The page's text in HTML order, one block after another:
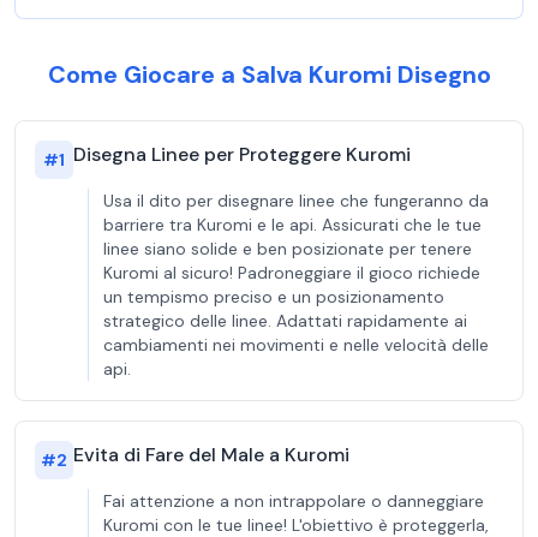
Come Giocare a Salva Kuromi Disegno
#1 Disegna Linee per Proteggere Kuromi
Usa il dito per disegnare linee che fungeranno da
barriere tra Kuromi e le api. Assicurati che le tue
linee siano solide e ben posizionate per tenere
Kuromi al sicuro! Padroneggiare il gioco richiede
un tempismo preciso e un posizionamento
strategico delle linee. Adattati rapidamente ai
cambiamenti nei movimenti e nelle velocità delle
api.
#2 Evita di Fare del Male a Kuromi
Fai attenzione a non intrappolare o danneggiare
Kuromi con le tue linee! L'obiettivo è proteggerla,